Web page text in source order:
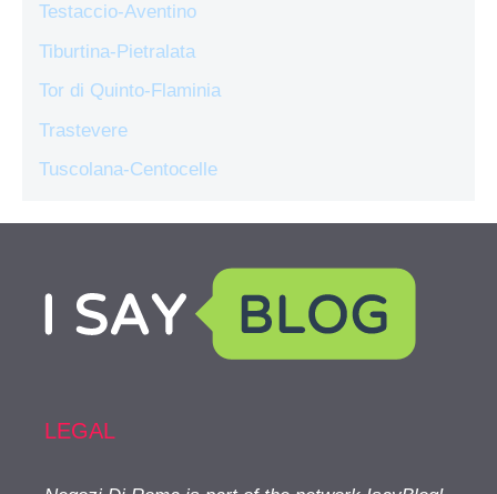
Testaccio-Aventino
Tiburtina-Pietralata
Tor di Quinto-Flaminia
Trastevere
Tuscolana-Centocelle
LEGAL